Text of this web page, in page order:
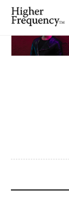
TAG: Charlie Cooper